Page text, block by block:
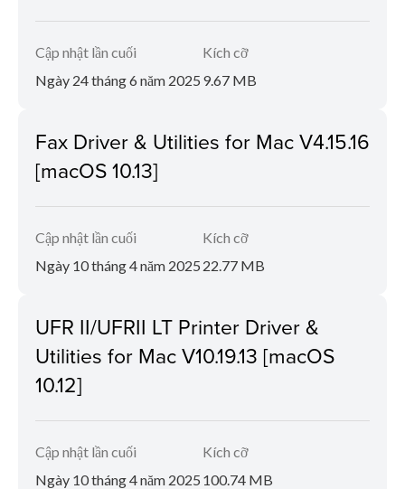
Cập nhật lần cuối
Ngày 24 tháng 6 năm 2025
Kích cỡ
9.67 MB
Fax Driver & Utilities for Mac V4.15.16
[macOS 10.13]
Cập nhật lần cuối
Ngày 10 tháng 4 năm 2025
Kích cỡ
22.77 MB
UFR II/UFRII LT Printer Driver &
Utilities for Mac V10.19.13 [macOS
10.12]
Cập nhật lần cuối
Ngày 10 tháng 4 năm 2025
Kích cỡ
100.74 MB